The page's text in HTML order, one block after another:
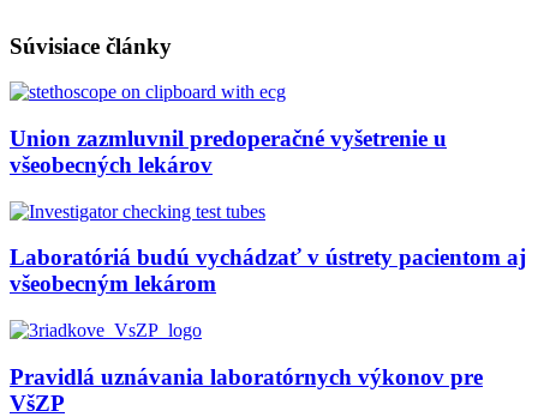
Súvisiace články
Union zazmluvnil predoperačné vyšetrenie u
všeobecných lekárov
Laboratóriá budú vychádzať v ústrety pacientom aj
všeobecným lekárom
Pravidlá uznávania laboratórnych výkonov pre
VšZP